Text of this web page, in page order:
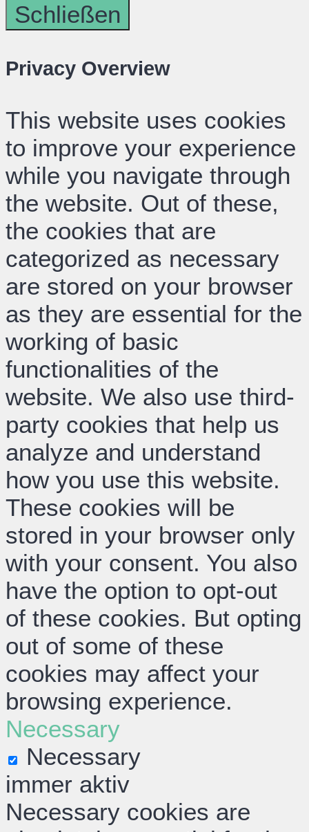
Schließen
Privacy Overview
This website uses cookies
to improve your experience
while you navigate through
the website. Out of these,
the cookies that are
categorized as necessary
are stored on your browser
as they are essential for the
working of basic
functionalities of the
website. We also use third-
party cookies that help us
analyze and understand
how you use this website.
These cookies will be
stored in your browser only
with your consent. You also
have the option to opt-out
of these cookies. But opting
out of some of these
cookies may affect your
browsing experience.
Necessary
Necessary
immer aktiv
Necessary cookies are